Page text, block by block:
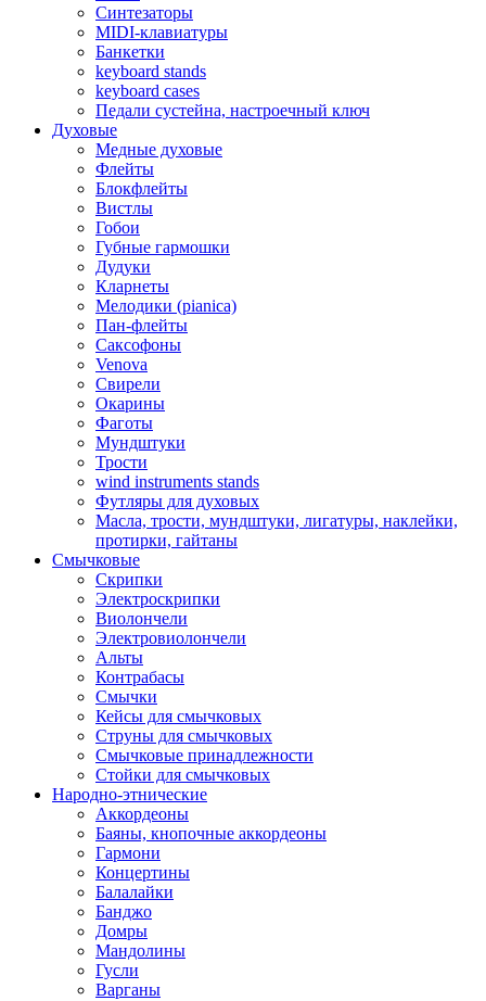
Синтезаторы
MIDI-клавиатуры
Банкетки
keyboard stands
keyboard cases
Педали сустейна, настроечный ключ
Духовые
Медные духовые
Флейты
Блокфлейты
Вистлы
Гобои
Губные гармошки
Дудуки
Кларнеты
Мелодики (pianica)
Пан-флейты
Саксофоны
Venova
Свирели
Окарины
Фаготы
Мундштуки
Трости
wind instruments stands
Футляры для духовых
Масла, трости, мундштуки, лигатуры, наклейки,
протирки, гайтаны
Смычковые
Скрипки
Электроскрипки
Виолончели
Электровиолончели
Альты
Контрабасы
Смычки
Кейсы для смычковых
Струны для смычковых
Смычковые принадлежности
Стойки для смычковых
Народно-этнические
Аккордеоны
Баяны, кнопочные аккордеоны
Гармони
Концертины
Балалайки
Банджо
Домры
Мандолины
Гусли
Варганы